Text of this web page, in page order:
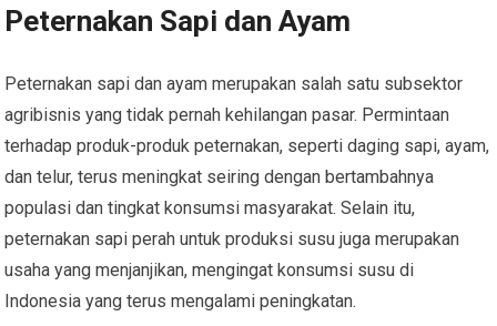
Peternakan Sapi dan Ayam
Peternakan sapi dan ayam merupakan salah satu subsektor
agribisnis yang tidak pernah kehilangan pasar. Permintaan
terhadap produk-produk peternakan, seperti daging sapi, ayam,
dan telur, terus meningkat seiring dengan bertambahnya
populasi dan tingkat konsumsi masyarakat. Selain itu,
peternakan sapi perah untuk produksi susu juga merupakan
usaha yang menjanjikan, mengingat konsumsi susu di
Indonesia yang terus mengalami peningkatan.